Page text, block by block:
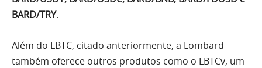
BARD/TRY.
Além do LBTC, citado anteriormente, a Lombard
também oferece outros produtos como o LBTCv, um